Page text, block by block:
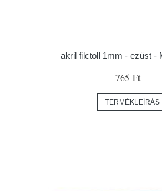
akril filctoll 1mm - ezüst -
765 Ft
TERMÉKLEÍRÁS